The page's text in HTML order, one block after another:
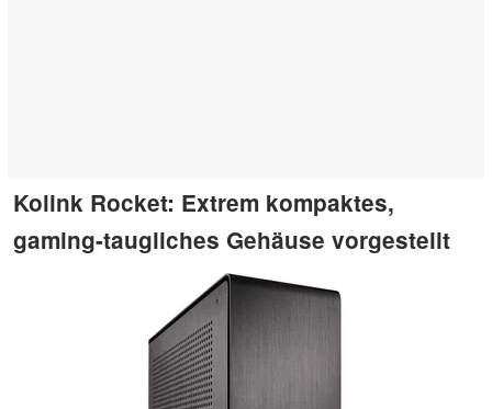
Kolink Rocket: Extrem kompaktes,
gaming-taugliches Gehäuse vorgestellt